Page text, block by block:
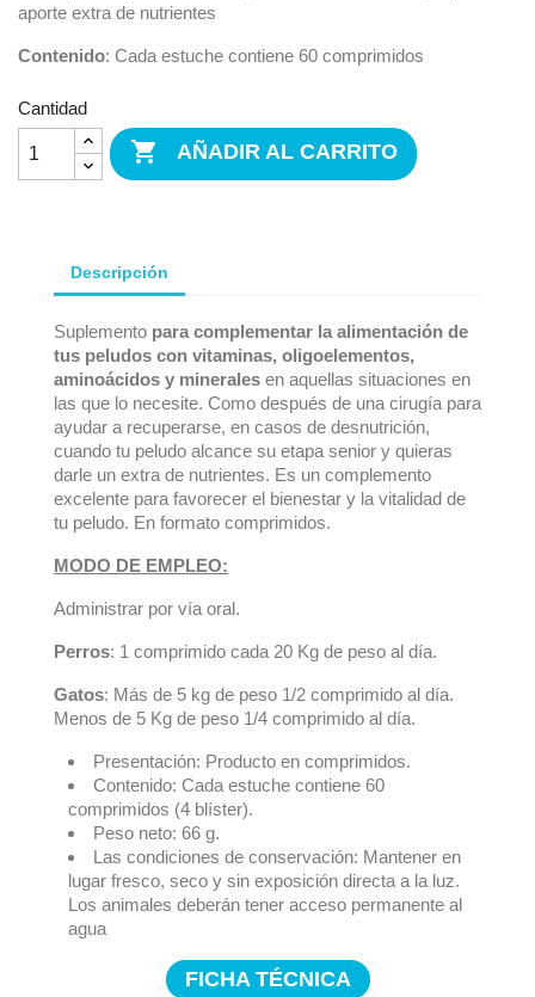
aporte extra de nutrientes
Contenido: Cada estuche contiene 60 comprimidos
Cantidad
 AÑADIR AL CARRITO
Descripción
Suplemento para complementar la alimentación de
tus peludos con vitaminas, oligoelementos,
aminoácidos y minerales en aquellas situaciones en
las que lo necesite. Como después de una cirugía para
ayudar a recuperarse, en casos de desnutrición,
cuando tu peludo alcance su etapa senior y quieras
darle un extra de nutrientes. Es un complemento
excelente para favorecer el bienestar y la vitalidad de
tu peludo. En formato comprimidos.
MODO DE EMPLEO:
Administrar por vía oral.
Perros: 1 comprimido cada 20 Kg de peso al día.
Gatos: Más de 5 kg de peso 1/2 comprimido al día.
Menos de 5 Kg de peso 1/4 comprimido al día.
Presentación: Producto en comprimidos.
Contenido: Cada estuche contiene 60
comprimidos (4 blíster).
Peso neto: 66 g.
Las condiciones de conservación: Mantener en
lugar fresco, seco y sin exposición directa a la luz.
Los animales deberán tener acceso permanente al
agua
FICHA TÉCNICA